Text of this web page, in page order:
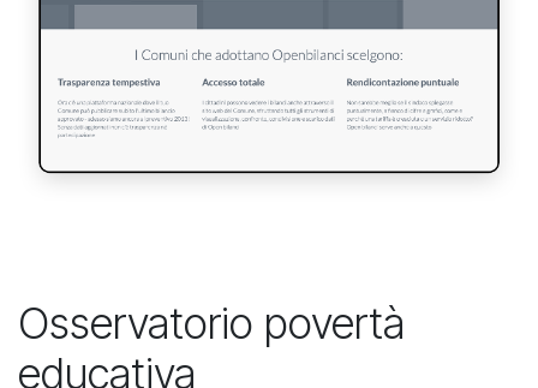
Osservatorio povertà
educativa​